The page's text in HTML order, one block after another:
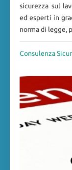
sicurezza sul
ed esperti in
norma di legge,
Consulenza